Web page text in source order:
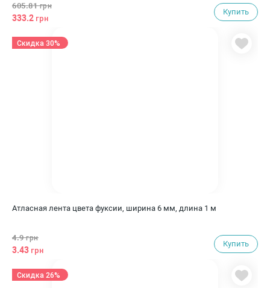
605.81грн
333.2 грн
Купить
Атласная лента цвета фуксии, ширина 6 мм, длина 1 м
4.9грн
3.43 грн
Купить
Скидка 30%
Скидка 26%